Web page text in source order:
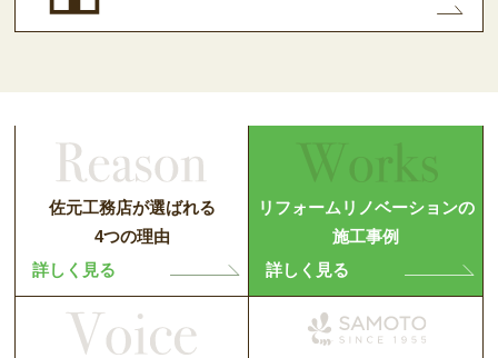
佐元工務店が選ばれる
4つの理由
詳しく見る
リフォームリノベーションの
施工事例
詳しく見る